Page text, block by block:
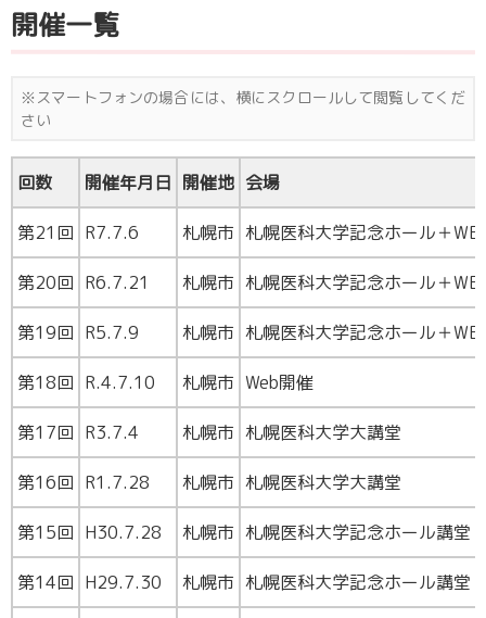
開催一覧
回数 開催年月日 開催地 会場
第21回 R7.7.6 札幌市 札幌医科大学記念ホール＋
第20回 R6.7.21 札幌市 札幌医科大学記念ホール＋
第19回 R5.7.9 札幌市 札幌医科大学記念ホール＋
第18回 R.4.7.10 札幌市 Web開催
第17回 R3.7.4 札幌市 札幌医科大学大講堂
第16回 R1.7.28 札幌市 札幌医科大学大講堂
第15回 H30.7.28 札幌市 札幌医科大学記念ホール講堂
第14回 H29.7.30 札幌市 札幌医科大学記念ホール講堂